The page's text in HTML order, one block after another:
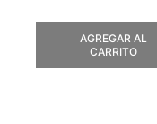
AGREGAR AL
CARRITO